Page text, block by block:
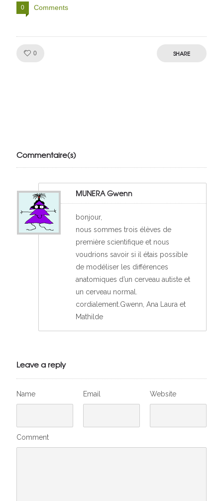
0 Comments
0 SHARE
Commentaire(s)
MUNERA Gwenn
bonjour,
nous sommes trois élèves de
première scientifique et nous
voudrions savoir si il étais possible
de modéliser les différences
anatomiques d’un cerveau autiste et
un cerveau normal.
cordialement.Gwenn, Ana Laura et
Mathilde
Leave a reply
Name Email Website
Comment